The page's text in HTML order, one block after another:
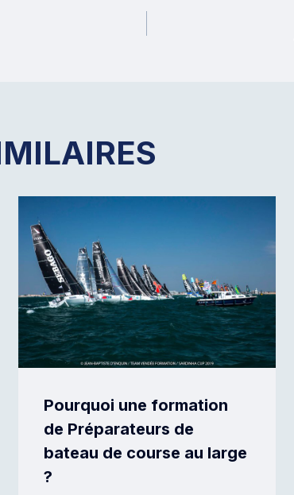
Pourquoi une formation
de Préparateurs de
bateau de course au large
?